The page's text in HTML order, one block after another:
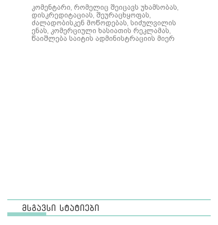
კომენტარი, რომელიც შეიცავს უხამსობას,
დისკრედიტაციას, შეურაცხყოფას,
ძალადობისკენ მოწოდებას, სიძულვილის
ენას, კომერციული ხასიათის რეკლამას,
წაიშლება საიტის ადმინისტრაციის მიერ
მსგავსი სტატიები